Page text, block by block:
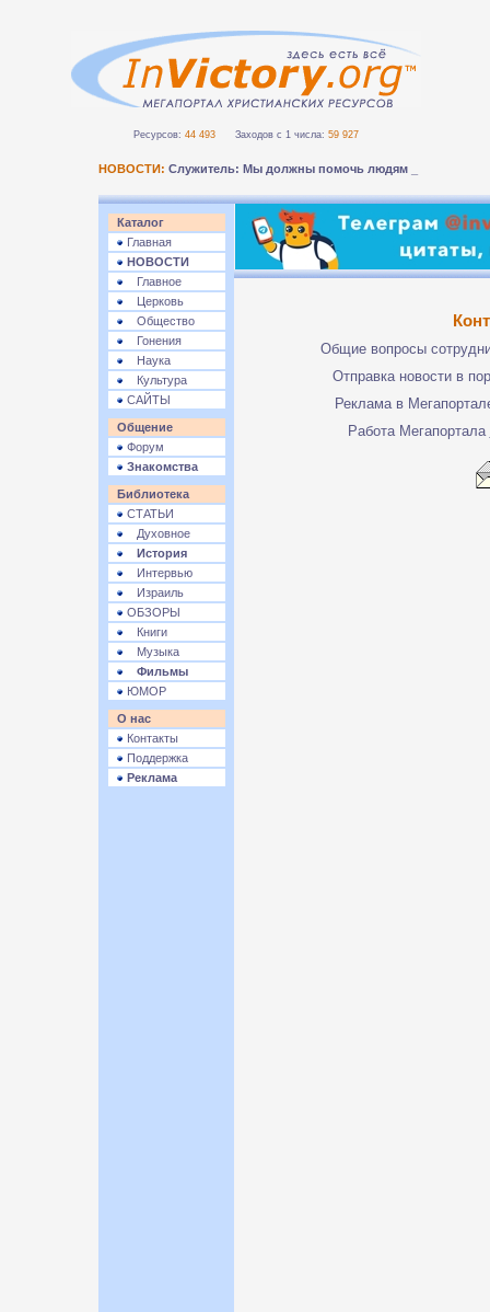
Ресурсов: 44 493 Заходов с 1 числа: 59 927
НОВОСТИ: Служитель: Мы должны помочь людям безоп-
Каталог
Главная
НОВОСТИ
Главное
Церковь
Общество
Гонения
Наука
Культура
САЙТЫ
Общение
Форум
Знакомства
Библиотека
СТАТЬИ
Духовное
История
Интервью
Израиль
ОБЗОРЫ
Книги
Музыка
Фильмы
ЮМОР
О нас
Контакты
Поддержка
Реклама
Общие вопросы
Отправка новости в
Реклама в
Работа Мегапортала